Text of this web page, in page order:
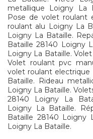
metallique Loigny La
Pose de volet roulant
roulant alu Loigny La
Loigny La Bataille.
Bataille 28140 Loigny
Loigny La Bataille.
Volet roulant pvc
volet roulant electrique
Bataille. Rideau
Loigny La Bataille.
28140 Loigny La
Loigny La Bataille.
Bataille 28140 Loigny
Loigny La Bataille.